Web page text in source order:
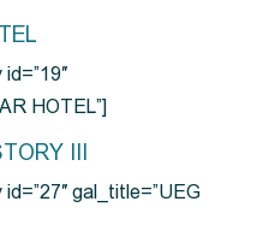
HOTEL”]
III
gal_title=”UEG